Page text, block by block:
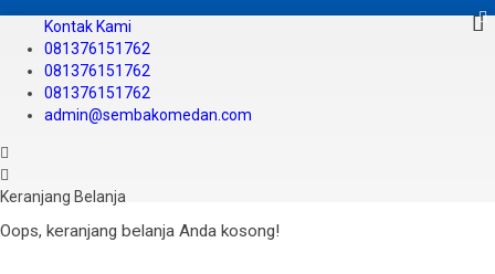
Kontak Kami
081376151762
081376151762
081376151762
admin@sembakomedan.com
Keranjang Belanja
Oops, keranjang belanja Anda kosong!